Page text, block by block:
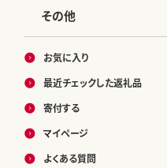
その他
お気に入り
最近チェックした返礼品
寄付する
マイページ
よくある質問